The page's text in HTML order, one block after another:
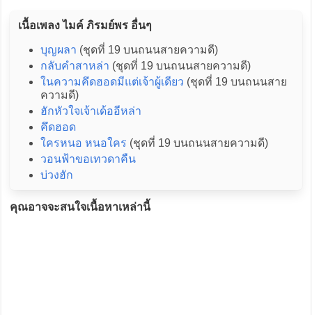
เนื้อเพลง ไมค์ ภิรมย์พร อื่นๆ
บุญผลา (ชุดที่ 19 บนถนนสายความดี)
กลับคำสาหล่า (ชุดที่ 19 บนถนนสายความดี)
ในความคึดฮอดมีแต่เจ้าผู้เดียว (ชุดที่ 19 บนถนนสาย
ความดี)
ฮักหัวใจเจ้าเด้ออีหล่า
คึดฮอด
ใครหนอ หนอใคร (ชุดที่ 19 บนถนนสายความดี)
วอนฟ้าขอเทวดาคืน
บ่วงฮัก
คุณอาจจะสนใจเนื้อหาเหล่านี้